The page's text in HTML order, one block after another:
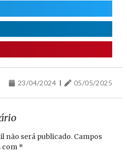
23/04/2024 05/05/2025
não será publicado. Campos
com *